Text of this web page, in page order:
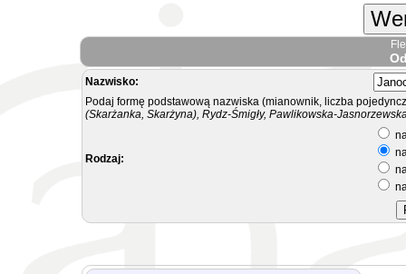
Nazwisko:
Podaj formę podstawową nazwiska (mianownik, liczba
(Skarżanka, Skarżyna), Rydz-Śmigły, Pawlikowska-
Rodzaj: